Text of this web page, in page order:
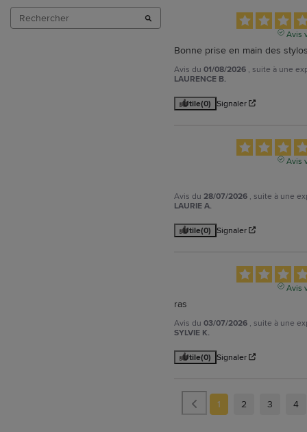
Avis
Bonne prise en main des
Avis du01/08/2026 , suite à une
LAURENCE B.
Utile(0) Signaler
Avis
Avis du28/07/2026 , suite à une
LAURIE A.
Utile(0) Signaler
Avis
ras
Avis du03/07/2026 , suite à une
SYLVIE K.
Utile(0) Signaler
1 2 3 4